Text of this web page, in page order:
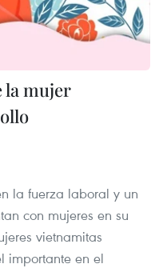
la mujer
la fuerza laboral y un
con mujeres en su
vietnamitas
importante en el